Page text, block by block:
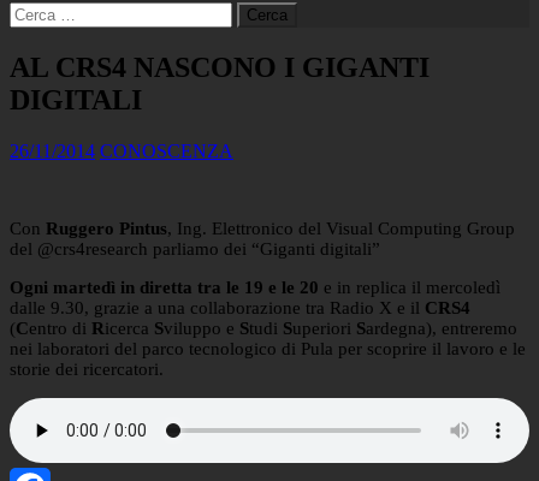
Ricerca
per:
AL CRS4 NASCONO I GIGANTI
DIGITALI
26/11/2014 CONOSCENZA
Con Ruggero Pintus, Ing. Elettronico del Visual Computing Group
del @crs4research parliamo dei “Giganti digitali”
Ogni martedì in diretta tra le 19 e le 20 e in replica il mercoledì
dalle 9.30, grazie a una collaborazione tra Radio X e il CRS4
(Centro di Ricerca Sviluppo e Studi Superiori Sardegna), entreremo
nei laboratori del parco tecnologico di Pula per scoprire il lavoro e le
storie dei ricercatori.